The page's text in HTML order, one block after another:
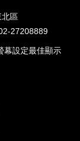
區
27208889
幕設定最佳顯示